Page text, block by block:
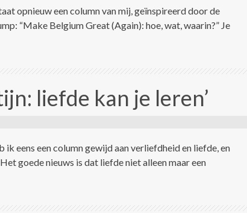
opnieuw een column van mij, geïnspireerd door de
“Make Belgium Great (Again): hoe, wat, waarin?” Je
liefde kan je leren’
ik eens een column gewijd aan verliefdheid en liefde, en
goede nieuws is dat liefde niet alleen maar een